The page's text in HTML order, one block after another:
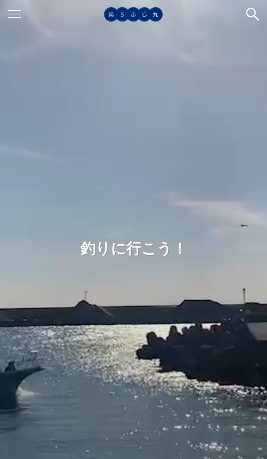
釣りに行こう！